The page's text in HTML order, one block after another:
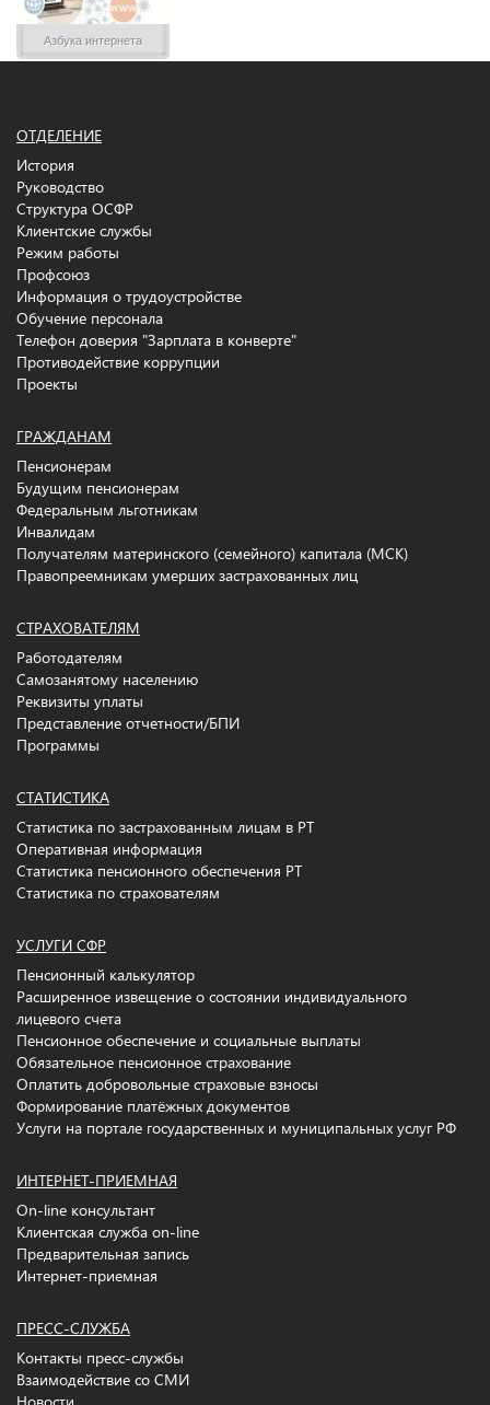
Азбука интернета
ОТДЕЛЕНИЕ
История
Руководство
Структура ОСФР
Клиентские службы
Режим работы
Профсоюз
Информация о трудоустройстве
Обучение персонала
Телефон доверия "Зарплата в конверте"
Противодействие коррупции
Проекты
ГРАЖДАНАМ
Пенсионерам
Будущим пенсионерам
Федеральным льготникам
Инвалидам
Получателям материнского (семейного) капитала (МСК)
Правопреемникам умерших застрахованных лиц
СТРАХОВАТЕЛЯМ
Работодателям
Самозанятому населению
Реквизиты уплаты
Представление отчетности/БПИ
Программы
СТАТИСТИКА
Статистика по застрахованным лицам в РТ
Оперативная информация
Статистика пенсионного обеспечения РТ
Статистика по страхователям
УСЛУГИ СФР
Пенсионный калькулятор
Расширенное извещение о состоянии индивидуального
лицевого счета
Пенсионное обеспечение и социальные выплаты
Обязательное пенсионное страхование
Оплатить добровольные страховые взносы
Формирование платёжных документов
Услуги на портале государственных и муниципальных услуг РФ
ИНТЕРНЕТ-ПРИЕМНАЯ
On-line консультант
Клиентская служба on-line
Предварительная запись
Интернет-приемная
ПРЕСС-СЛУЖБА
Контакты пресс-службы
Взаимодействие со СМИ